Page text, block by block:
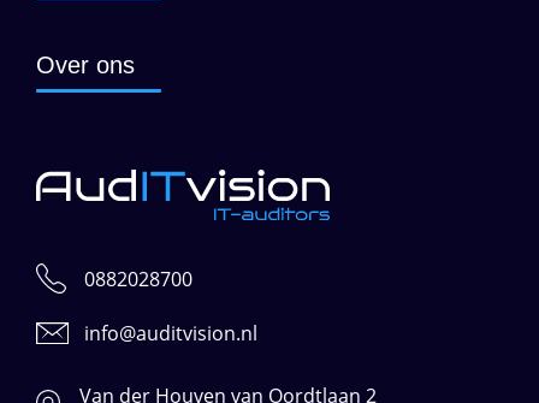
0882028700
info@auditvision.nl
Van der Houven van Oordtlaan 2
Over ons